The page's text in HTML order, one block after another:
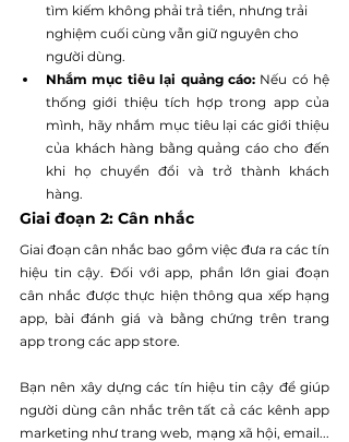
tìm kiếm không phải trả tiền, nhưng trải
nghiệm cuối cùng vẫn giữ nguyên cho
người dùng.
Nhắm mục tiêu lại quảng cáo: Nếu có hệ
thống giới thiệu tích hợp trong app của
mình, hãy nhắm mục tiêu lại các giới thiệu
của khách hàng bằng quảng cáo cho đến
khi họ chuyển đổi và trở thành khách
hàng.
Giai đoạn 2: Cân nhắc
Giai đoạn cân nhắc bao gồm việc đưa ra các tín
hiệu tin cậy. Đối với app, phần lớn giai đoạn
cân nhắc được thực hiện thông qua xếp hạng
app, bài đánh giá và bằng chứng trên trang
app trong các app store.
Bạn nên xây dựng các tín hiệu tin cậy để giúp
người dùng cân nhắc trên tất cả các kênh app
marketing như trang web, mạng xã hội, email...